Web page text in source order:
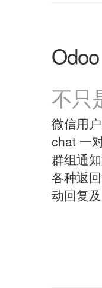
不只
微信用
chat 一
群组通
各种返
动回复及